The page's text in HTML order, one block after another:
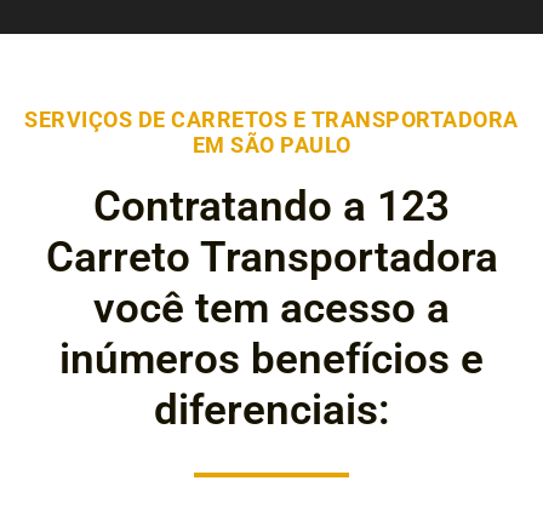
SERVIÇOS DE CARRETOS E TRANSPORTADORA
EM SÃO PAULO
Contratando a 123
Carreto Transportadora
você tem acesso a
inúmeros benefícios e
diferenciais: